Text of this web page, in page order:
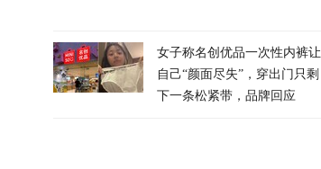
女子称名创优品一次性内裤让
自己“颜面尽失”，穿出门只剩
下一条松紧带，品牌回应